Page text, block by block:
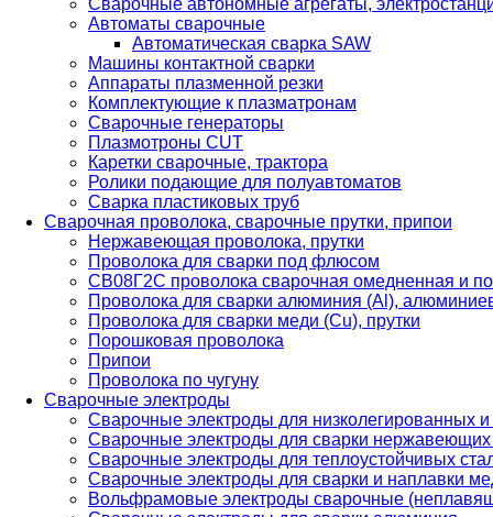
Сварочные автономные агрегаты,
Автоматы сварочные
Автоматическая сварка SAW
Машины контактной сварки
Аппараты плазменной резки
Комплектующие к плазматронам
Сварочные генераторы
Плазмотроны CUT
Каретки сварочные, трактора
Ролики подающие для полуавтоматов
Сварка пластиковых труб
Сварочная проволока, сварочные прутки, припои
Нержавеющая проволока, прутки
Проволока для сварки под флюсом
СВ08Г2С проволока сварочная омедненная и
Проволока для сварки алюминия (Al),
Проволока для сварки меди (Cu), прутки
Порошковая проволока
Припои
Проволока по чугуну
Сварочные электроды
Сварочные электроды для низколегированных и
Сварочные электроды для сварки
Сварочные электроды для теплоустойчивых
Сварочные электроды для сварки и наплавки
Вольфрамовые электроды сварочные